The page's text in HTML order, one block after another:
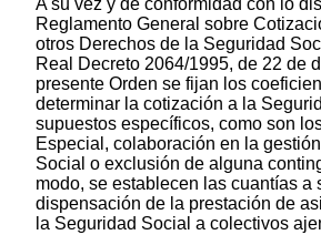
A su vez y de conformidad con lo
Reglamento General sobre
otros Derechos de la Seguridad
Real Decreto 2064/1995, de 22 de
presente Orden se fijan los
determinar la cotización a la
supuestos específicos, como son
Especial, colaboración en la
Social o exclusión de alguna
modo, se establecen las cuantías a
dispensación de la prestación de
la Seguridad Social a colectivos